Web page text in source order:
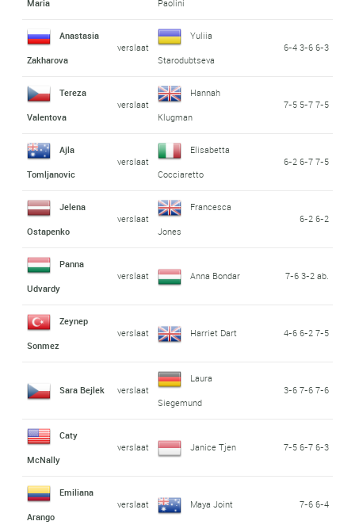
Maria Paolini
Anastasia
Zakharova
verslaat
Yuliia
Starodubtseva
6-4 3-6 6-3
Tereza
Valentova
verslaat
Hannah
Klugman
7-5 5-7 7-5
Ajla
Tomljanovic
verslaat
Elisabetta
Cocciaretto
6-2 6-7 7-5
Jelena
Ostapenko
verslaat
Francesca
Jones
6-2 6-2
Panna
Udvardy
verslaat Anna Bondar 7-6 3-2 ab.
Zeynep
Sonmez
verslaat Harriet Dart 4-6 6-2 7-5
Sara Bejlek verslaat
Laura
Siegemund
3-6 7-6 7-6
Caty
McNally
verslaat Janice Tjen 7-5 6-7 6-3
Emiliana
Arango
verslaat Maya Joint 7-6 6-4